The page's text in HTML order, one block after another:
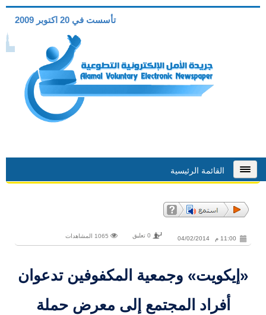
تأسست في 20 اكتوبر 2009
القائمة الرئيسية
11:00 م 04/02/2014 0 تعليق
«إيكويت» وجمعية المكفوفين تدعوان
أفراد المجتمع إلى معرض حملة